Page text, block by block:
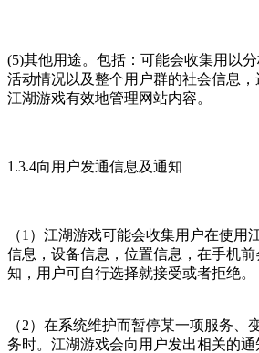
(5)其他用途。包括：可能会收集用以
活动情况以及整个用户群的社会信息
江湖游戏有效地管理网站内容。
1.3.4向用户发通信息及通知
（1）江湖游戏可能会收集用户在使用
信息，设备信息，位置信息，在手机
知，用户可自行选择就接受或者拒绝。
（2）在系统维护而暂停某一项服务、
务时。江湖游戏会向用户发出相关的通